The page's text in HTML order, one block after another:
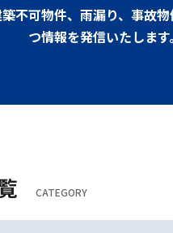
不可物件、雨漏り、事故
つ情報を発信いたしま
CATEGORY